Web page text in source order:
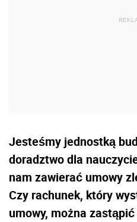
Jesteśmy jednostką
doradztwo dla
nam zawierać umowy
Czy rachunek, który
umowy, można